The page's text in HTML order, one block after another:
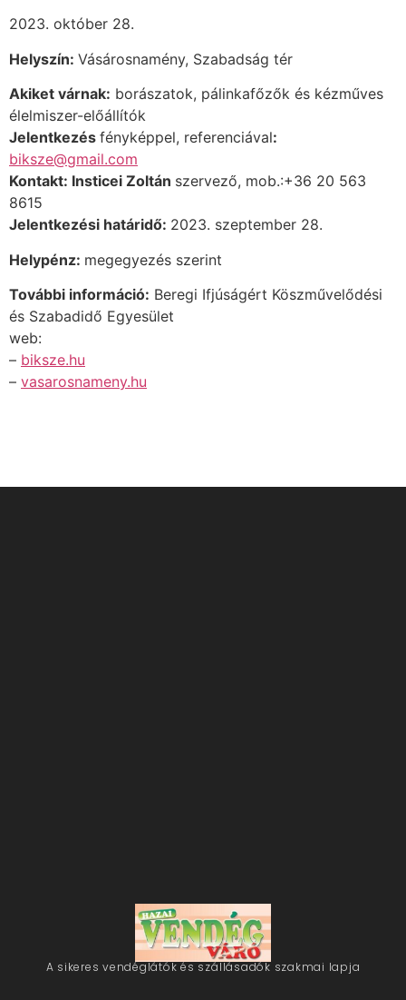
2023. október 28.
Helyszín: Vásárosnamény, Szabadság tér
Akiket várnak: borászatok, pálinkafőzők és kézműves
élelmiszer-előállítók
Jelentkezés fényképpel, referenciával:
biksze@gmail.com
Kontakt: Insticei Zoltán szervező, mob.:+36 20 563
8615
Jelentkezési határidő: 2023. szeptember 28.
Helypénz: megegyezés szerint
További információ: Beregi Ifjúságért Köszművelődési
és Szabadidő Egyesület
web:
– biksze.hu
– vasarosnameny.hu
A sikeres vendéglátók és szállásadók szakmai lapja